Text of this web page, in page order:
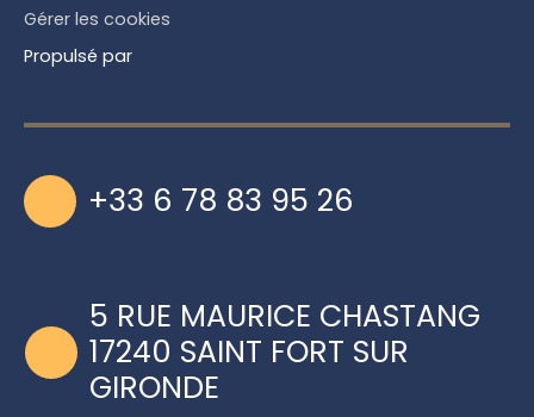
Gérer les cookies
Propulsé par
+33 6 78 83 95 26
5 RUE MAURICE CHASTANG
17240 SAINT FORT SUR
GIRONDE